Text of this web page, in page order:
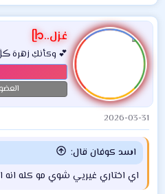
غزل..ᥫ᭡
💕 وكأنكِ زهرهَ
2026-03-31
اسد كوفان قال:
اي اختاري غيريي شوي مو كله